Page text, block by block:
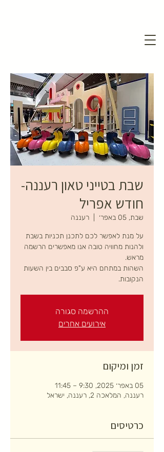
שבת בטייני טאון רעננה-
חודש אפריל
שבת, 05 באפר׳ רעננה
על מנת לאפשר לכם לתכנן תכניות בשבת
ולהנות מחוויה טובה אנו מאפשרים הרשמה
השהות במתחם היא ע"פ סבבים בין השעות
הנקובות.
ההרשמה סגורה
אירועים אחרים
זמן ומיקום
05 באפר׳ 2025, 9:30 – 11:45
רעננה, המלאכה 2, רעננה, ישראל
כרטיסים